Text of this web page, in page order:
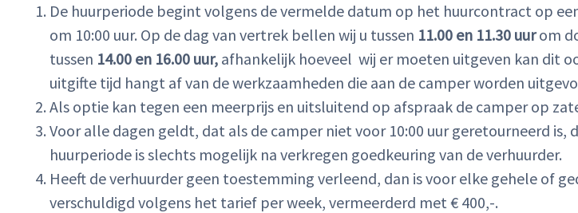
De huurperiode begint volgens de vermelde datum op het huurcontract op
om 10:00 uur. Op de dag van vertrek bellen wij u tussen 11.00 en 11.30 uurom
tussen 14.00 en 16.00 uur, afhankelijk hoeveel wij er moeten uitgeven kan dit
uitgifte tijd hangt af van de werkzaamheden die aan de camper worden
Als optie kan tegen een meerprijs en uitsluitend op afspraak de camper op
Voor alle dagen geldt, dat als de camper niet voor 10:00 uur geretourneerd
huurperiode is slechts mogelijk na verkregen goedkeuring van de verhuurder.
Heeft de verhuurder geen toestemming verleend, dan is voor elke gehele of
verschuldigd volgens het tarief per week, vermeerderd met € 400,-.